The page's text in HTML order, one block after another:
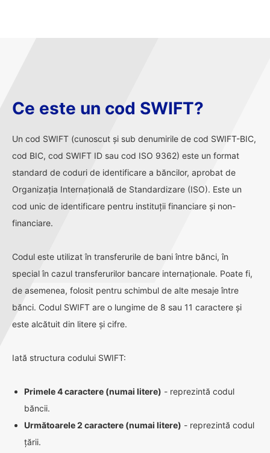
Ce este un cod SWIFT?
Un cod SWIFT (cunoscut și sub denumirile de cod SWIFT-BIC,
cod BIC, cod SWIFT ID sau cod ISO 9362) este un format
standard de coduri de identificare a băncilor, aprobat de
Organizația Internațională de Standardizare (ISO). Este un
cod unic de identificare pentru instituții financiare și non-
financiare.
Codul este utilizat în transferurile de bani între bănci, în
special în cazul transferurilor bancare internaționale. Poate fi,
de asemenea, folosit pentru schimbul de alte mesaje între
bănci. Codul SWIFT are o lungime de 8 sau 11 caractere și
este alcătuit din litere și cifre.
Iată structura codului SWIFT:
Primele 4 caractere (numai litere) - reprezintă codul
băncii.
Următoarele 2 caractere (numai litere) - reprezintă codul
țării.